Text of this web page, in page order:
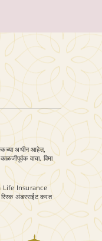
अधीन आहेत,
वाचा. विमा
Life Insurance
अंडरराईट करत